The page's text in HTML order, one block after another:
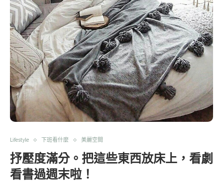
Lifestyle 下班看什麼 美麗空間
抒壓度滿分。把這些東西放床上，看劇
看書過週末啦！